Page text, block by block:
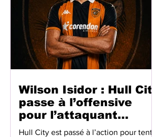
football mondial. Pendant plusieurs
années, il a notamment participé à la
gestion de ses intérêts, à ses
négociation
Wilson Isidor : Hull City
passe à l’offensive
pour l’attaquant
haïtien
Hull City est passé à l’action pour tenter